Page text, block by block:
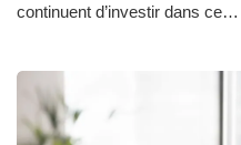
continuent d’investir dans ce…